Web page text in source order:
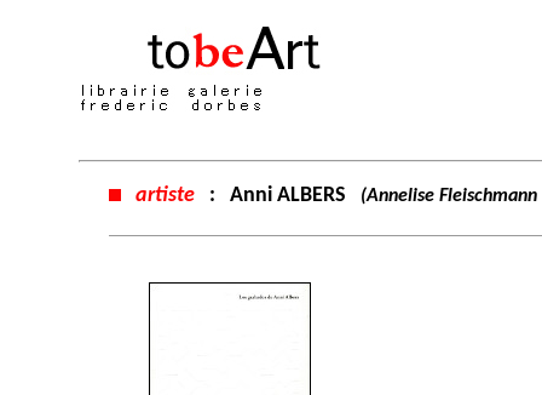
artiste : Anni ALBERS (Annelise